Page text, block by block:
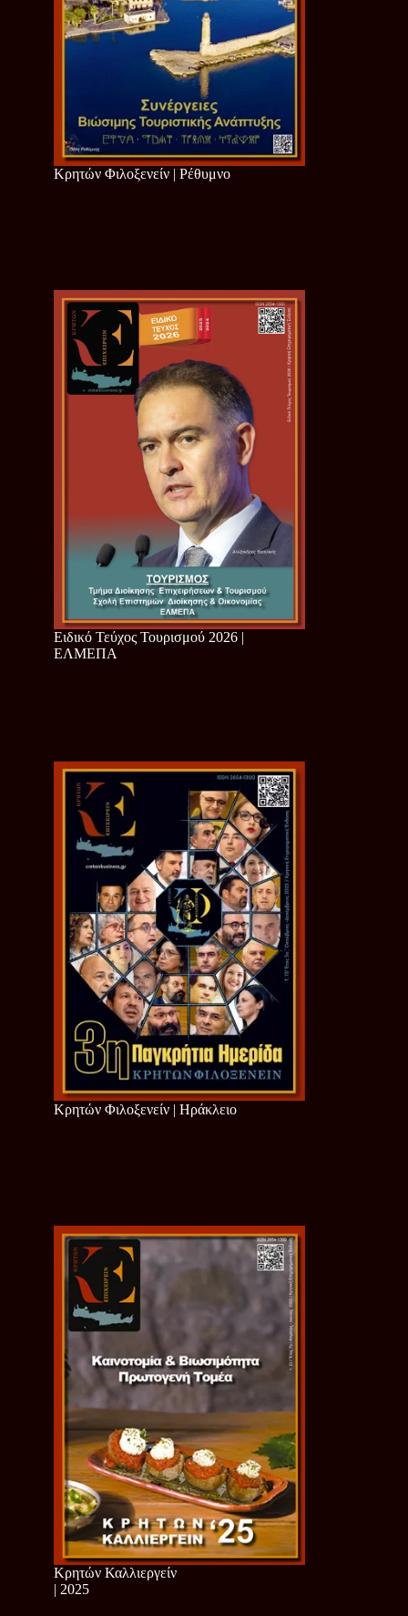
Κρητών Φιλοξενείν | Ρέθυμνο
Ειδικό Τεύχος Τουρισμού 2026 |
ΕΛΜΕΠΑ
Κρητών Φιλοξενείν | Ηράκλειο
Κρητών Καλλιεργείν
| 2025